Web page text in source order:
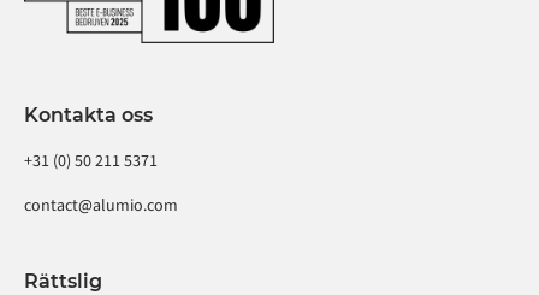
Kontakta oss
+31 (0) 50 211 5371
contact@alumio.com
Rättslig